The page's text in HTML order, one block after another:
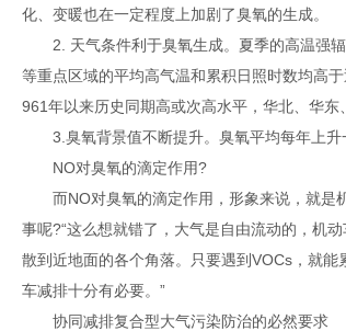
化、变暖也在一定程度上加剧了臭氧的生成。
2. 天气条件利于臭氧生成。夏季的高温强辐
等重点区域的平均高气温和累积日照时数均高
961年以来历史同期高或次高水平，华北、华东
3.臭氧背景值不断提升。臭氧平均每年上升
NO对臭氧的滴定作用?
而NO对臭氧的滴定作用，形象来说，就是机
事呢?“这么想就错了，大气是自由流动的，机
散到近地面的各个角落。只要遇到VOCs，就
车减排十分有必要。”
协同减排复合型大气污染防治的必然要求